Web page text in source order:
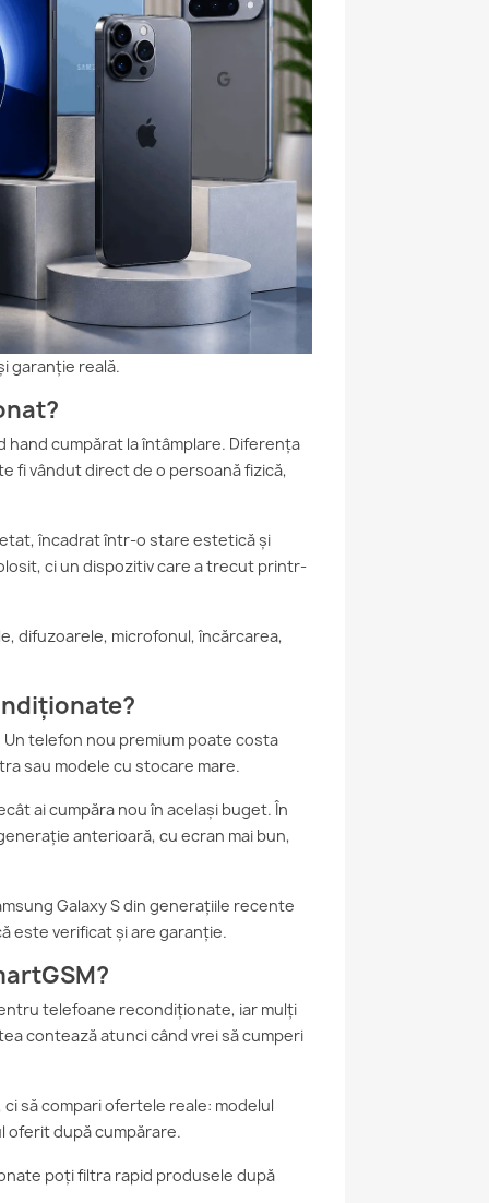
garanție reală.
cumpărat la întâmplare. Diferența
fi vândut direct de o persoană fizică,
încadrat într-o stare estetică și
ci un dispozitiv care a trecut printr-
difuzoarele, microfonul, încărcarea,
telefon nou premium poate costa
sau modele cu stocare mare.
ai cumpăra nou în același buget. În
anterioară, cu ecran mai bun,
Galaxy S din generațiile recente
este verificat și are garanție.
telefoane recondiționate, iar mulți
contează atunci când vrei să cumperi
să compari ofertele reale: modelul
oferit după cumpărare.
poți filtra rapid produsele după